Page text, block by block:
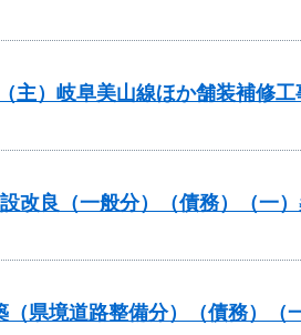
）岐阜美山線ほか舗装補修
改良（一般分）（債務）（一
県境道路整備分）（債務）